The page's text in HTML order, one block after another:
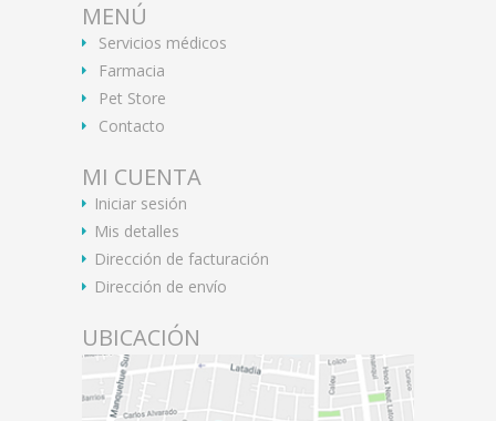
MENÚ
Servicios médicos
Farmacia
Pet Store
Contacto
MI CUENTA
Iniciar sesión
Mis detalles
Dirección de facturación
Dirección de envío
UBICACIÓN